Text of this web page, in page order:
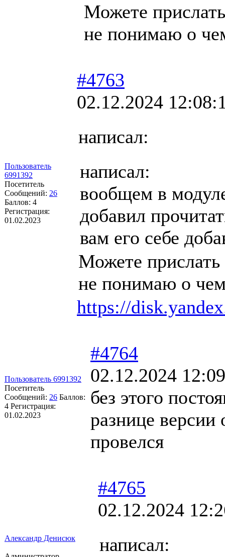
Можете
не понимаю о
Пользователь
6991392
Посетитель
Сообщений: 26
Баллов: 4
Регистрация:
01.02.2023
#4763
02.12.2024
написал:
написал:
вообщем в
добавил
вам его себе
Можете прислать
не понимаю о
https://
Пользователь 6991392
Посетитель
Сообщений: 26 Баллов:
4 Регистрация:
01.02.2023
#4764
02.12.2024
без этого
разнице версии
провелся
Александр Денисюк
#4765
02.12.2024
написал: